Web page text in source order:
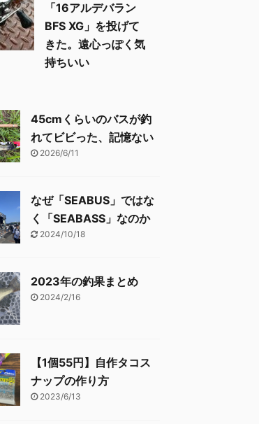
「16アルデバラン
BFS XG」を投げて
きた。遠心っぽく気
持ちいい
45cmくらいのバスが釣
れてビビった、記憶ない
2026/6/11
なぜ「SEABUS」ではな
く「SEABASS」なのか
2024/10/18
2023年の釣果まとめ
2024/2/16
【1個55円】自作タコス
ナップの作り方
2023/6/13